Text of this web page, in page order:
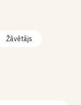
Žāvētājs